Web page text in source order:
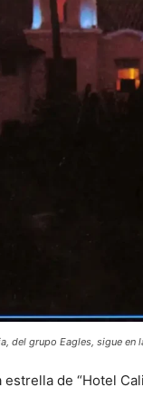
del grupo Eagles, sigue en
estrella de “Hotel